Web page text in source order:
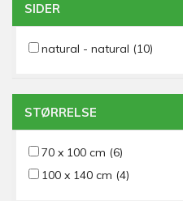
SIDER
natural - natural (10)
STØRRELSE
70 x 100 cm (6)
100 x 140 cm (4)